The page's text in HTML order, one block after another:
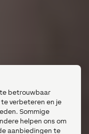
betrouwbaar
verbeteren en je
Sommige
helpen ons om
aanbiedingen te